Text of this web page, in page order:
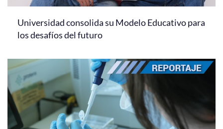
Universidad consolida su Modelo Educativo para
los desafíos del futuro